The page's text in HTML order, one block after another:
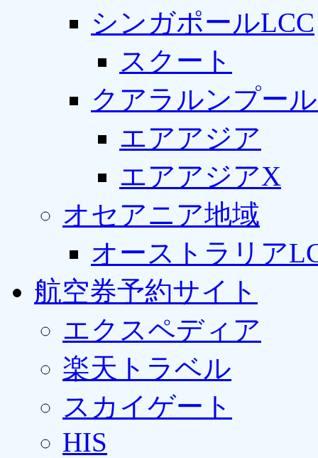
シンガポールLCC
スクート
クアラルンプー
エアアジア
エアアジアX
オセアニア地域
オーストラリア
航空券予約サイト
エクスペディア
楽天トラベル
スカイゲート
HIS